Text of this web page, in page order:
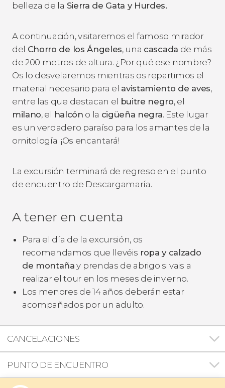
belleza de la Sierra de Gata y Hurdes.
A continuación, visitaremos el famoso mirador
del Chorro de los Ángeles, una cascada de más
de 200 metros de altura. ¿Por qué ese nombre?
Os lo desvelaremos mientras os repartimos el
material necesario para el avistamiento de aves,
entre las que destacan el
buitre negro, el
milano, el halcón o la cigüeña negra. Este lugar
es un verdadero paraíso para los amantes de la
ornitología. ¡Os encantará!
La excursión terminará de regreso en el punto
de encuentro de Descargamaría.
A tener en cuenta
Para el día de la excursión, os
recomendamos que llevéis ropa y calzado
de montaña y prendas de abrigo si vais a
realizar el tour en los meses de invierno.
Los menores de 14 años deberán estar
acompañados por un adulto.
CANCELACIONES
PUNTO DE ENCUENTRO